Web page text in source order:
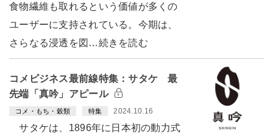
食物繊維も取れるという価値が多くの
ユーザーに支持されている。今期は、
さらなる浸透を図…続きを読む
コメビジネス最前線特集：サタケ 最
先端「真吟」アピール
コメ・もち・穀類 特集 2024.10.16
サタケは、1896年に日本初の動力式